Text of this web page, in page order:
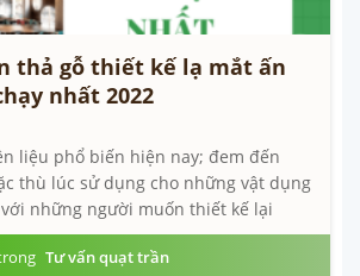
thả gỗ thiết kế lạ mắt ấn
nhất 2022
liệu phổ biến hiện nay; đem đến
thù lúc sử dụng cho những vật dụng
những người muốn thiết kế lại
nhà tiên tiến;...
Tư vấn quạt trần